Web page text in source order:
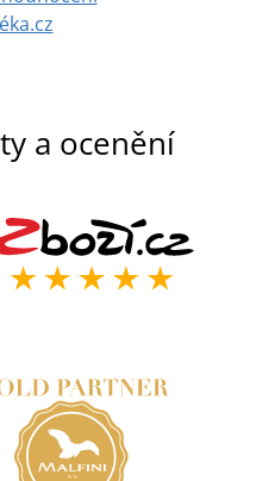
a ocenění